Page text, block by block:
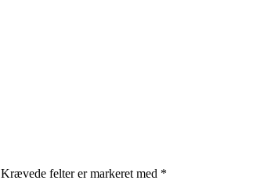
Krævede felter er markeret med *